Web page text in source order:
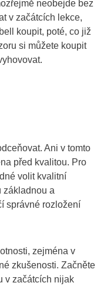
neobejde bez
v začátcích lekce,
koupit, poté, co již
si můžete koupit
Ani v tomto
před kvalitou. Pro
volit kvalitní
základnou a
správné rozložení
zejména v
zkušenosti. Začněte
v začátcích nijak